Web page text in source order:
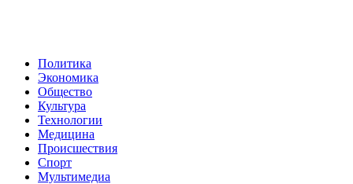
Политика
Экономика
Общество
Культура
Технологии
Медицина
Происшествия
Спорт
Мультимедиа